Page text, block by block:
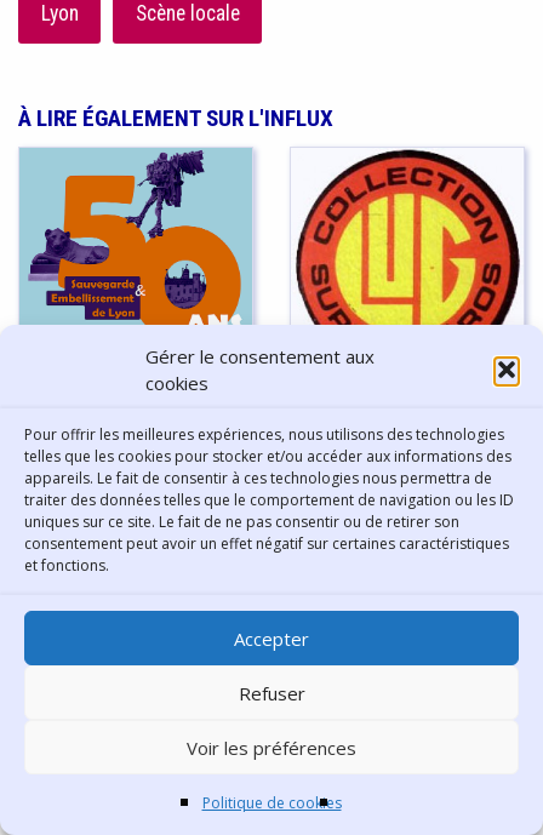
Gérer le consentement aux
cookies
Pour offrir les meilleures expériences, nous utilisons des technologies
telles que les cookies pour stocker et/ou accéder aux informations des
appareils. Le fait de consentir à ces technologies nous permettra de
traiter des données telles que le comportement de navigation ou les ID
uniques sur ce site. Le fait de ne pas consentir ou de retirer son
consentement peut avoir un effet négatif sur certaines caractéristiques
et fonctions.
Accepter
Refuser
Voir les préférences
Politique de cookies
Lyon Scène locale
À LIRE ÉGALEMENT SUR L'INFLUX
L'Association Sauvegarde
et Embellissement de Lyon
Lug, pionnier lyonnais des
de demain ?